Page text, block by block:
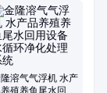
备、叠螺式污泥脱
浮机、斜管沉淀池
溶气气浮机 水产